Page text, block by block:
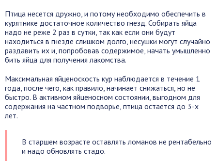
Птица несется дружно, и потому необходимо обеспечить в
курятнике достаточное количество гнезд. Собирать яйца
надо не реже 2 раз в сутки, так как если они будут
находиться в гнезде слишком долго, несушки могут случайно
раздавить их и, попробовав содержимое, начать умышленно
бить яйца для получения лакомства.
Максимальная яйценоскость кур наблюдается в течение 1
года, после чего, как правило, начинает снижаться, но не
быстро. В активном яйценосном состоянии, выгодном для
содержания на частном подворье, птица остается до 3-х
лет.
В старшем возрасте оставлять ломанов не рентабельно
и надо обновлять стадо.